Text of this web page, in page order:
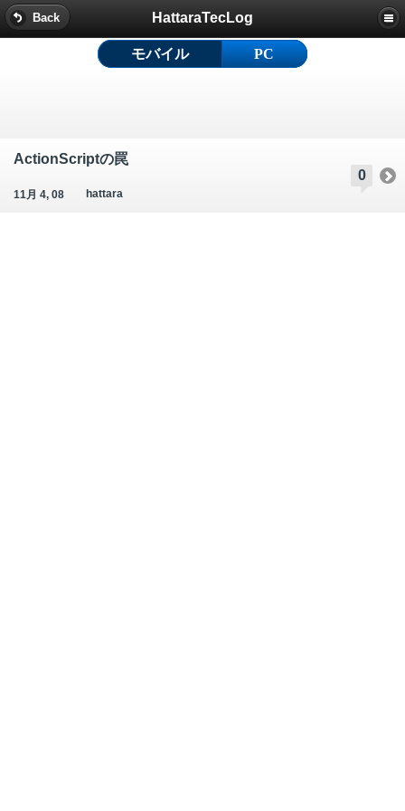
Back HattaraTecLog
0
ActionScriptの罠
11月 4, 08 hattara
モバイル PC